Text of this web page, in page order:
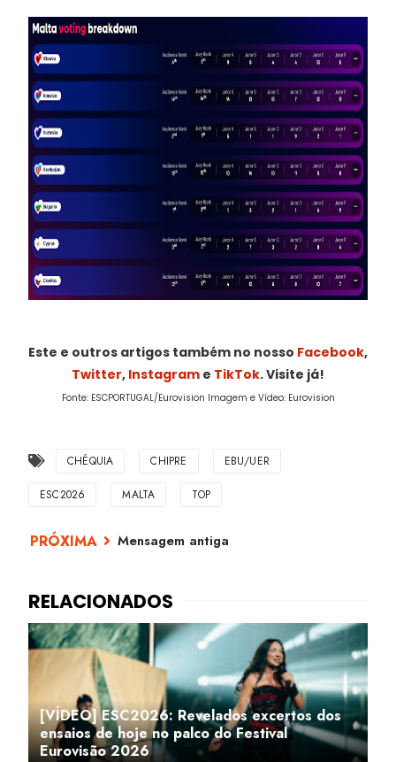
Este e outros artigos também no nosso Facebook,
Twitter, Instagram e TikTok. Visite já!
Fonte: ESCPORTUGAL/Eurovision Imagem e Vídeo: Eurovision
CHÉQUIA CHIPRE EBU/UER
ESC2026 MALTA TOP
Mensagem antiga
[VÍDEO] ESC2026: Revelados excertos dos
ensaios de hoje no palco do Festival
Eurovisão 2026